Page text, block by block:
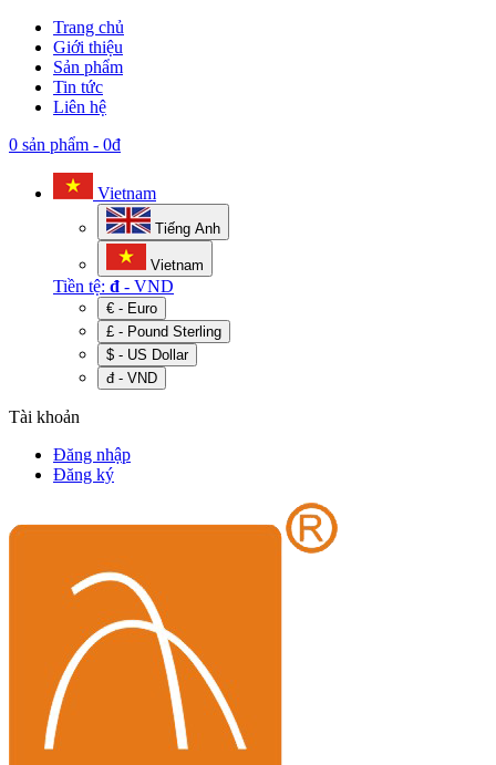
Trang chủ
Giới thiệu
Sản phẩm
Tin tức
Liên hệ
0 sản phẩm - 0đ
Vietnam
Tiếng Anh
Vietnam
Tiền tệ: đ - VND
€ - Euro
£ - Pound Sterling
$ - US Dollar
đ - VND
Tài khoản
Đăng nhập
Đăng ký